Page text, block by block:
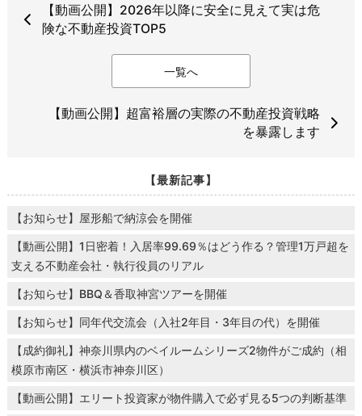
【動画公開】2026年以降に安全に見えて実は危
険な不動産投資TOP5
一覧へ
【動画公開】超富裕層の実際の不動産投資戦略
を暴露します
【最新記事】
【お知らせ】屋形船で納涼会を開催
【動画公開】1日密着！入居率99.69％はどう作る？管理1万戸超を
支える不動産会社・執行役員のリアル
【お知らせ】BBQ＆香取神宮ツアーを開催
【お知らせ】同年代交流会（入社2年目・3年目の代）を開催
【成約御礼】神奈川県内のベイルームシリーズ2物件がご成約（相
模原市南区・横浜市神奈川区）
【動画公開】エリート投資家が物件購入で必ず見る5つの判断基準